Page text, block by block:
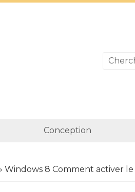
Conception
Windows 8 Comment activer